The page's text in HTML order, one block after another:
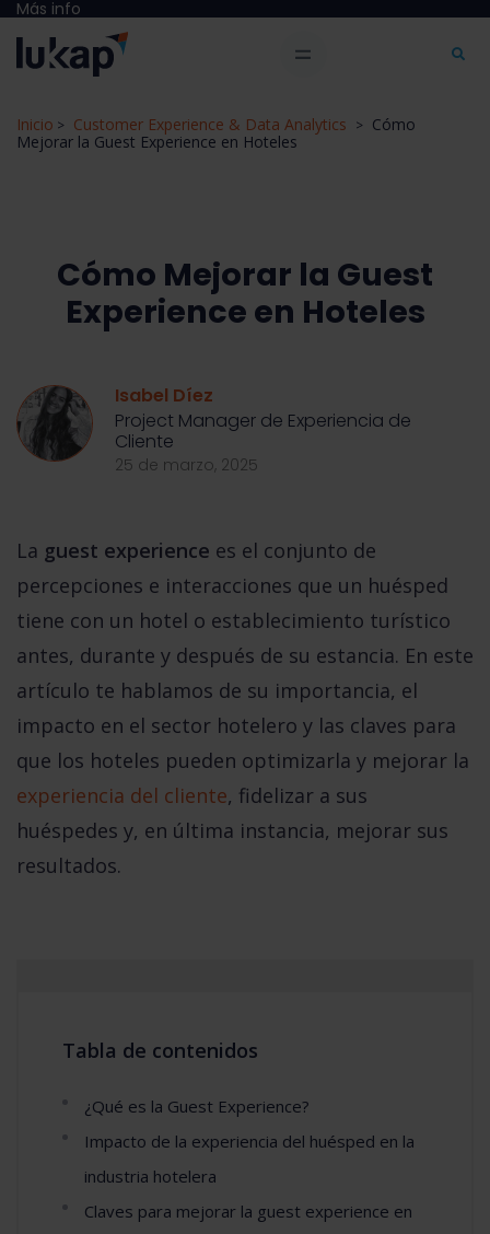
Más info
Inicio > Customer Experience & Data Analytics > Cómo
Mejorar la Guest Experience en Hoteles
Cómo Mejorar la Guest
Experience en Hoteles
Isabel Díez
Project Manager de Experiencia de
Cliente
25 de marzo, 2025
La guest experience es el conjunto de
percepciones e interacciones que un huésped
tiene con un hotel o establecimiento turístico
antes, durante y después de su estancia. En este
artículo te hablamos de su importancia, el
impacto en el sector hotelero y las claves para
que los hoteles pueden optimizarla y mejorar la
experiencia del cliente, fidelizar a sus
huéspedes y, en última instancia, mejorar sus
resultados.
Tabla de contenidos
¿Qué es la Guest Experience?
Impacto de la experiencia del huésped en la
industria hotelera
Claves para mejorar la guest experience en